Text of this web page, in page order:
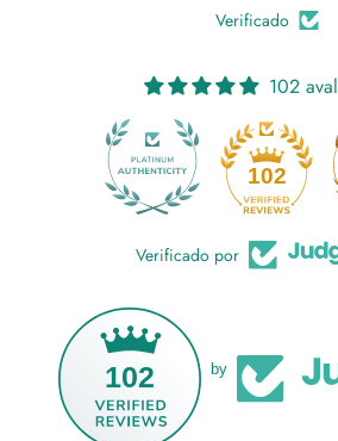
Verificado
102
102
Verificado por
102 by